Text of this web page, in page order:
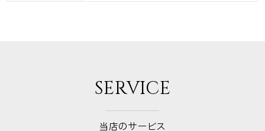
SERVICE
当店のサービス